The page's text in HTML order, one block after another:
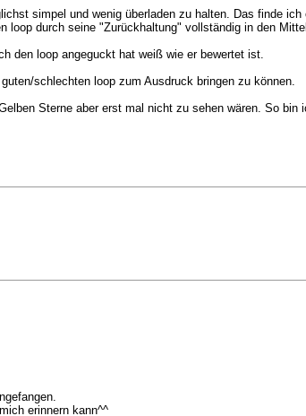
simpel und wenig überladen zu halten. Das finde
durch seine "Zurückhaltung" vollständig in den
den loop angeguckt hat weiß wie er bewertet ist.
schlechten loop zum Ausdruck bringen zu können.
Sterne aber erst mal nicht zu sehen wären. So
erinnern kann^^